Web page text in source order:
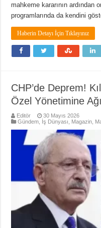
mahkeme kararının
programlarında da kendini
Haberin Detayı İçin Tıklayınız
CHP’de Deprem!
Özel Yönetimine
Editör
30 Mayıs 2026
Gündem İş Dünyası Magazin